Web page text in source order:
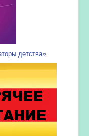
детства»